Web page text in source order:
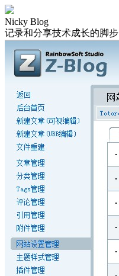
Nicky Blog
记录和分享技术成长的脚步